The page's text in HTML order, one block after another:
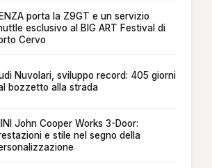
porta la Z9GT e un servizio
esclusivo al BIG ART Festival di
Cervo
Nuvolari, sviluppo record: 405 giorni
bozzetto alla strada
John Cooper Works 3-Door:
e stile nel segno della